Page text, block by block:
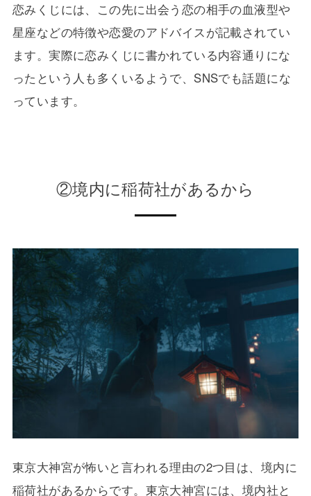
恋みくじには、この先に出会う恋の相手の血液型や
星座などの特徴や恋愛のアドバイスが記載されてい
ます。実際に恋みくじに書かれている内容通りにな
ったという人も多くいるようで、SNSでも話題にな
っています。
②境内に稲荷社があるから
東京大神宮が怖いと言われる理由の2つ目は、境内に
稲荷社があるからです。東京大神宮には、境内社と